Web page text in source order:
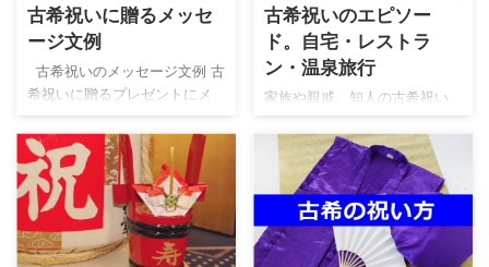
がある場合はその品物につい
て 文例も参考にして下さい。
秋の候、皆様にはますますご
健勝のこととお喜び申し上げ
に際し、結構なお祝いの品と
温かいお言葉を頂戴いたしま
して、 誠にあ ...
て、お祝いの気持ちを書くよ
うにします。 お祝いなので、
「死ぬ」「落ちる」「枯れ
る」「ぼける」などの忌み言
葉は避けましょう。 義父への
秋風が吹く季節となりまし
た。 お義父さんには、古希 ...
古希祝いに贈るメッセ
ージ文例
古希祝いのメッセージ文例 古
希祝いに贈るプレゼントにメ
ッセージカードをつけると、
祝う気持ちが更に伝わりま
す。 わかっていても、カード
を前に悩むもの。「どんな文
言を書けばよいの？」という
方のために文例を紹介しま
す。 参考にして下さい。 お父
古希祝いのエピソー
ド。自宅・レストラ
ン・温泉旅行
家族や親戚、知人の古希祝い
をするにあたって、他の人は
どうしてるんだろう？って思
いますよね。 皆さん、気楽に
自宅でお祝いしたり、お洒落
なレストランで食事会を開い
たり、家族で旅行に行ったり
と、それぞれの事情に合わせ